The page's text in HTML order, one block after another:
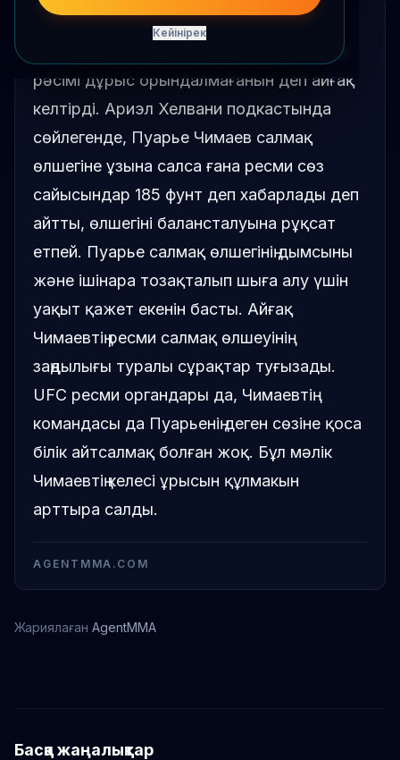
ҚЫСҚАША
Дастин Пуарье Хамзат Чимаевтің өлшем
рәсімі дұрыс орындалмағанын деп айғақ
келтірді. Ариэл Хелвани подкастында
сөйлегенде, Пуарье Чимаев салмақ
өлшегіне ұзына салса ғана ресми сөз
сайысындар 185 фунт деп хабарлады деп
айтты, өлшегіні балансталуына рұқсат
етпей. Пуарье салмақ өлшегінің дымсыны
және ішінара тозақталып шыға алу үшін
уақыт қажет екенін басты. Айғақ
Чимаевтің ресми салмақ өлшеуінің
заңдылығы туралы сұрақтар туғызады.
UFC ресми органдары да, Чимаевтің
командасы да Пуарьенің деген сөзіне қоса
білік айтсалмақ болған жоқ. Бұл мәлік
Чимаевтің келесі ұрысын құлмакын
арттыра салды.
AGENTMMA.COM
Жариялаған AgentMMA
Басқа жаңалықтар
Кейінірек